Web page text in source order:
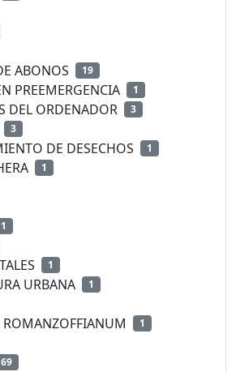
ABONOS 19
PREEMERGENCIA 1
DEL ORDENADOR 3
3
DE DESECHOS 1
1
1
1
URBANA 1
ROMANZOFFIANUM 1
69